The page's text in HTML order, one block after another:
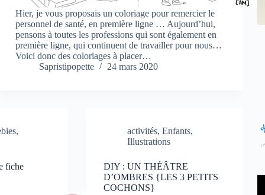
Hier, je vous proposais un coloriage pour remercier le
personnel de santé, en première ligne … Aujourd’hui,
pensons à toutes les professions qui sont également en
première ligne, qui continuent de travailler pour nous…
Voici donc des coloriages à placer…
Sapristipopette
24 mars 2020
,
fiche
activités, Enfants,
Illustrations
DIY : UN THÉÂTRE
D’OMBRES {LES 3 PETITS
COCHONS}